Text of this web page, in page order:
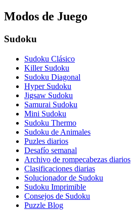
Modos de Juego
Sudoku
Sudoku Clásico
Killer Sudoku
Sudoku Diagonal
Hyper Sudoku
Jigsaw Sudoku
Samurai Sudoku
Mini Sudoku
Sudoku Thermo
Sudoku de Animales
Puzles diarios
Desafío semanal
Archivo de rompecabezas diarios
Clasificaciones diarias
Solucionador de Sudoku
Sudoku Imprimible
Consejos de Sudoku
Puzzle Blog